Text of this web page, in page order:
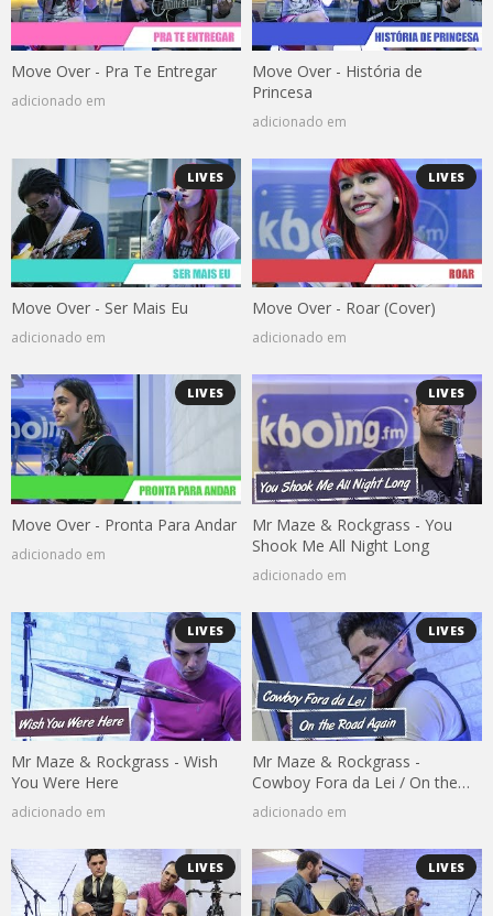
Move Over - Pra Te Entregar
adicionado em
Move Over - História de
Princesa
adicionado em
LIVES
Move Over - Ser Mais Eu
adicionado em
LIVES
Move Over - Roar (Cover)
adicionado em
LIVES
Move Over - Pronta Para Andar
adicionado em
LIVES
Mr Maze & Rockgrass - You
Shook Me All Night Long
adicionado em
LIVES
Mr Maze & Rockgrass - Wish
You Were Here
adicionado em
LIVES
Mr Maze & Rockgrass -
Cowboy Fora da Lei / On the
Road Again
adicionado em
LIVES LIVES